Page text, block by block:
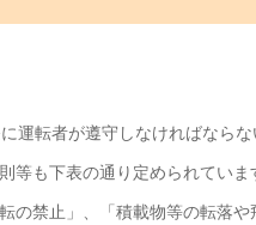
運転者が遵守しなければなら
等も下表の通り定められていま
の禁止」、「積載物等の転落